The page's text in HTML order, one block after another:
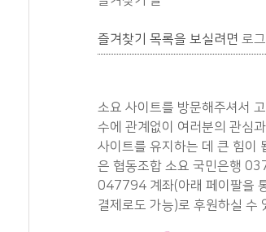
즐겨찾기 목록을 보실려면 로
소요 사이트를 방문해주셔서
수에 관계없이 여러분의 관심
사이트를 유지하는 데 큰 힘이
은 협동조합 소요 국민은행
047794 계좌(아래 페이팔을
결제로도 가능)로 후원하실 수